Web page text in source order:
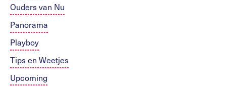
Ouders van Nu
Panorama
Playboy
Tips en Weetjes
Upcoming